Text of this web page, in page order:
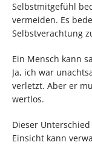
Selbstmitgefühl
vermeiden. Es
Selbstverachtung
Ein Mensch kann
Ja, ich war
verletzt. Aber er
wertlos.
Dieser
Einsicht kann